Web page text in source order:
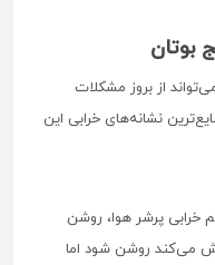
بوتان
از بروز مشکلات
نشانه‌های خرابی این
خرابی پرشر هوا، روشن
می‌کند روشن شود اما